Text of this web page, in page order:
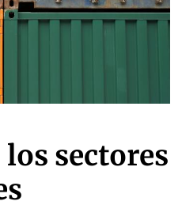
los sectores